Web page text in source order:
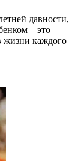
давности,
– это
жизни каждого